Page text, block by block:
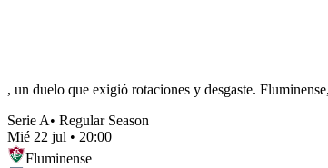
, un duelo que exigió rotaciones y desgaste.
Serie A• Regular Season
Mié 22 jul • 20:00
Fluminense